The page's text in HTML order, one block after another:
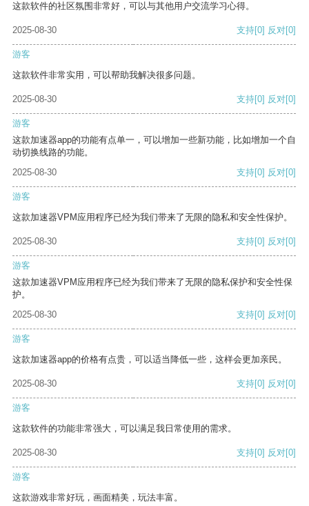
这款软件的社区氛围非常好，可以与其他用户交流学习心得。
2025-08-30 支持[0] 反对[0]
游客
这款软件非常实用，可以帮助我解决很多问题。
2025-08-30 支持[0] 反对[0]
游客
这款加速器app的功能有点单一，可以增加一些新功能，比如增加一个自
动切换线路的功能。
2025-08-30
支持[0] 反对[0]
游客
这款加速器VPM应用程序已经为我们带来了无限的隐私和安全性保护。
2025-08-30 支持[0] 反对[0]
游客
这款加速器VPM应用程序已经为我们带来了无限的隐私保护和安全性保
护。
2025-08-30
支持[0] 反对[0]
游客
这款加速器app的价格有点贵，可以适当降低一些，这样会更加亲民。
2025-08-30 支持[0] 反对[0]
游客
这款软件的功能非常强大，可以满足我日常使用的需求。
2025-08-30 支持[0] 反对[0]
游客
这款游戏非常好玩，画面精美，玩法丰富。